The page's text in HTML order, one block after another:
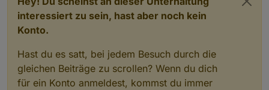
interessiert zu sein, hast aber noch kein
Konto.
Hast du es satt, bei jedem Besuch durch die
gleichen Beiträge zu scrollen? Wenn du dich
für ein Konto anmeldest, kommst du immer